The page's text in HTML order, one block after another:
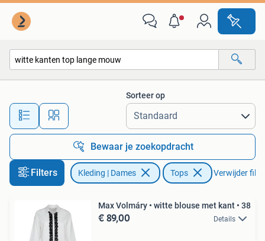
Alle afstanden…
Sorteer op
Bewaar je zoekopdracht
Filters Kleding | Dames Tops Verwijder
Max Volmáry • witte blouse met kant • 38
€ 89,00 Details